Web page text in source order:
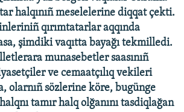
halqınıñ meselelerine diqqat çekti.
qırımtatarlar aqqında
şimdiki vaqıtta bayağı tekmilledi.
munasebetler saasınıñ
ve cemaatçılıq vekileri
olarnıñ sözlerine köre, bugünge
tamır halq olğanını tasdiqlağan